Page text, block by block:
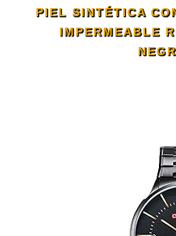
PIEL SINTÉTICA
IMPERMEABLE